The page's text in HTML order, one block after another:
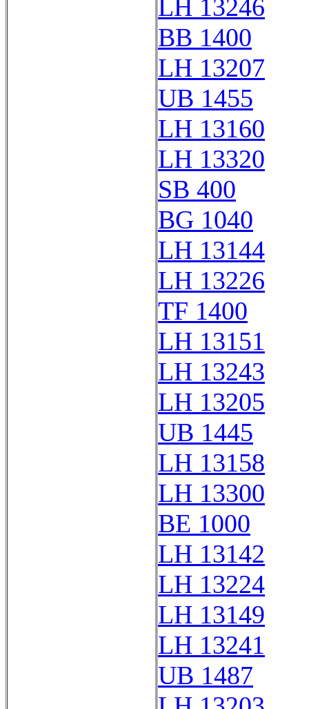
LH 13246
BB 1400
LH 13207
UB 1455
LH 13160
LH 13320
SB 400
BG 1040
LH 13144
LH 13226
TF 1400
LH 13151
LH 13243
LH 13205
UB 1445
LH 13158
LH 13300
BE 1000
LH 13142
LH 13224
LH 13149
LH 13241
UB 1487